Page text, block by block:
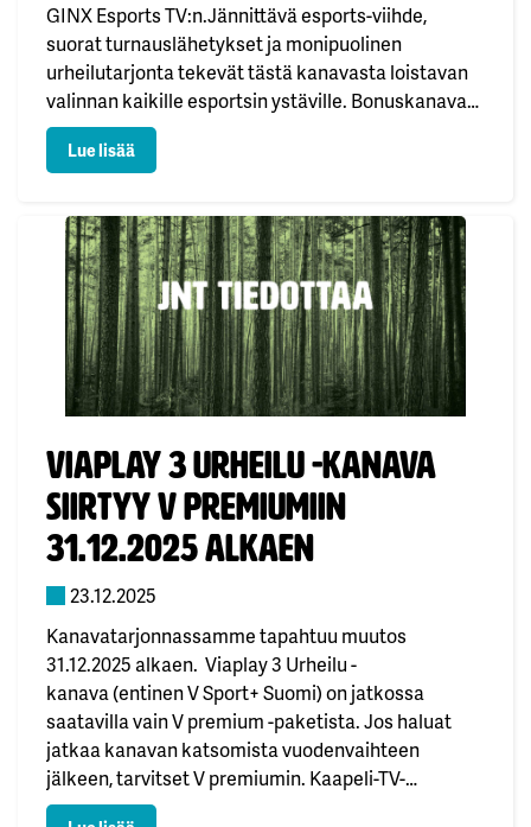
GINX Esports TV:n.Jännittävä esports-viihde,
suorat turnauslähetykset ja monipuolinen
urheilutarjonta tekevät tästä kanavasta loistavan
valinnan kaikille esportsin ystäville. Bonuskanava
löytyy kaapeli-tv:n kanavapaikalta 237.Hyvää
alkanutta uutta vuotta! 🎆
Lue lisää: Kuukauden bonuskanava tammikuu
Viaplay 3 Urheilu -kanava
siirtyy V premiumiin
31.12.2025 alkaen
Julkaistu:
23.12.2025
Kanavatarjonnassamme tapahtuu muutos
31.12.2025 alkaen. Viaplay 3 Urheilu -
kanava (entinen V Sport+ Suomi) on jatkossa
saatavilla vain V premium -paketista. Jos haluat
jatkaa kanavan katsomista vuodenvaihteen
jälkeen, tarvitset V premiumin. Kaapeli-TV-
asiakkaille tämä tarkoittaa: IPTV-asiakkaille tämä